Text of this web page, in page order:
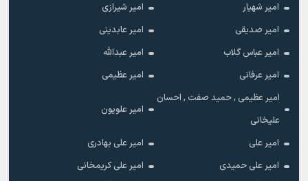
امیر شهیار
امیر شیرازی
امیر صدیقی
امیر عابدینی
امیر عباس گلاب
امیر عبدالله
امیر عرفانی
امیر عظیمی
امیر عظیمی , حمید صفت , احسان
علیخانی
امیر علویون
امیر علی
امیر علی بهادری
امیر علی حمیدی
امیر علی کریمخانی